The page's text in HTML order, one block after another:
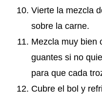
Vierte la mezcla
sobre la carne.
Mezcla muy bien
guantes si no
para que cada
Cubre el bol y